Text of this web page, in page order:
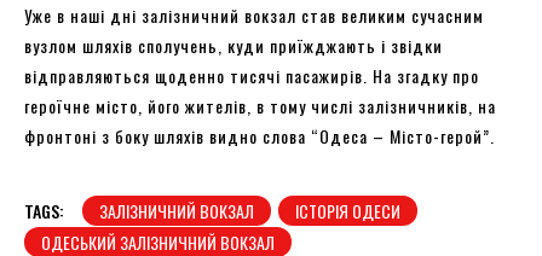
Уже в наші дні залізничний вокзал став великим сучасним
вузлом шляхів сполучень, куди приїжджають і звідки
відправляються щоденно тисячі пасажирів. На згадку про
героїчне місто, його жителів, в тому числі залізничників, на
фронтоні з боку шляхів видно слова “Одеса – Місто-герой”.
TAGS: ЗАЛІЗНИЧНИЙ ВОКЗАЛ
ІСТОРІЯ ОДЕСИ
ОДЕСЬКИЙ ЗАЛІЗНИЧНИЙ ВОКЗАЛ